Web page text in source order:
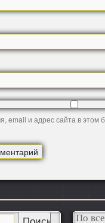
email и адрес сайта в этом
По